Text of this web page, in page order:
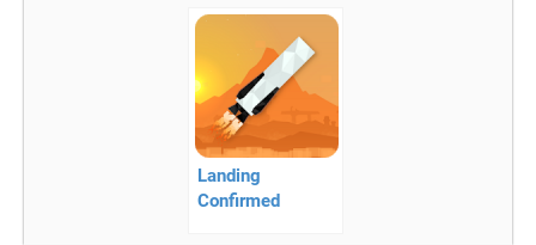
Landing
Confirmed